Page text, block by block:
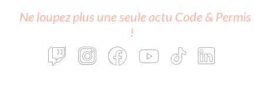
Ne loupez plus une seule actu Code & Permis
!